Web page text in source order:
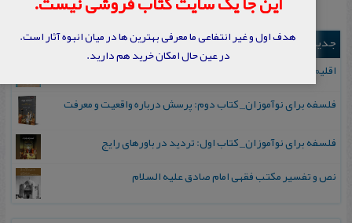
جدیدترین ها
اقلیم مورخان؛ مهارت‌های تاریخ ورزی علمی
فلسفه برای نوآموزان_ کتاب دوم: پرسش درباره واقعیت و معرفت
فلسفه برای نوآموزان_ کتاب اول: تردید در باورهای رایج
نص و تفسیر مکتب فقهی امام صادق علیه السلام
هدف اول و غیر انتفاعی ما معرفی بهترین ها در میان انبوه آثار است.
در عین حال امکان خرید هم دارید.